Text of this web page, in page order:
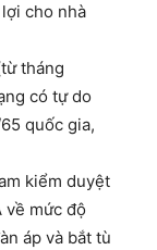
cho nhà
tháng
có tự do
quốc gia,
kiểm duyệt
về mức độ
áp và bắt tù